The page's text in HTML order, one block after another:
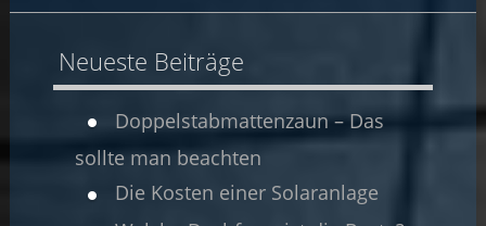
Neueste Beiträge
Doppelstabmattenzaun – Das
sollte man beachten
Die Kosten einer Solaranlage